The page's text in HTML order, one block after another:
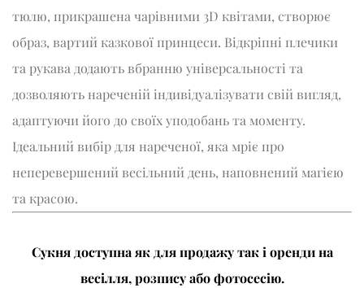
тюлю, прикрашена чарівними 3D квітами, створює
образ, вартий казкової принцеси. Відкріпні плечики
та рукава додають вбранню універсальності та
дозволяють нареченій індивідуалізувати свій вигляд,
адаптуючи його до своїх уподобань та моменту.
Ідеальний вибір для нареченої, яка мріє про
неперевершений весільний день, наповнений магією
та красою.
Сукня доступна як для продажу так і оренди на
весілля, розпису або фотосесію.